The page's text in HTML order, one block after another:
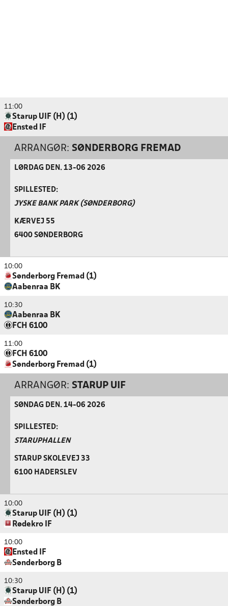
11:00
Starup UIF (H) (1)
Ensted IF
ARRANGØR: SØNDERBORG FREMAD
LØRDAG DEN. 13-06 2026
SPILLESTED:
JYSKE BANK PARK (SØNDERBORG)
KÆRVEJ 55
6400 SØNDERBORG
10:00
Sønderborg Fremad (1)
Aabenraa BK
10:30
Aabenraa BK
FCH 6100
11:00
FCH 6100
Sønderborg Fremad (1)
ARRANGØR: STARUP UIF
SØNDAG DEN. 14-06 2026
SPILLESTED:
STARUPHALLEN
STARUP SKOLEVEJ 33
6100 HADERSLEV
10:00
Starup UIF (H) (1)
Rødekro IF
10:00
Ensted IF
Sønderborg B
10:30
Starup UIF (H) (1)
Sønderborg B